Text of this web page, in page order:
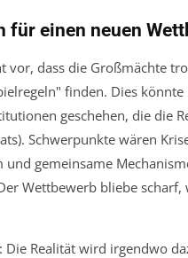
für einen neuen
vor, dass die Großmächte
finden. Dies
geschehen, die die
Schwerpunkte wären
gemeinsame
Wettbewerb bliebe
Realität wird irgendwo